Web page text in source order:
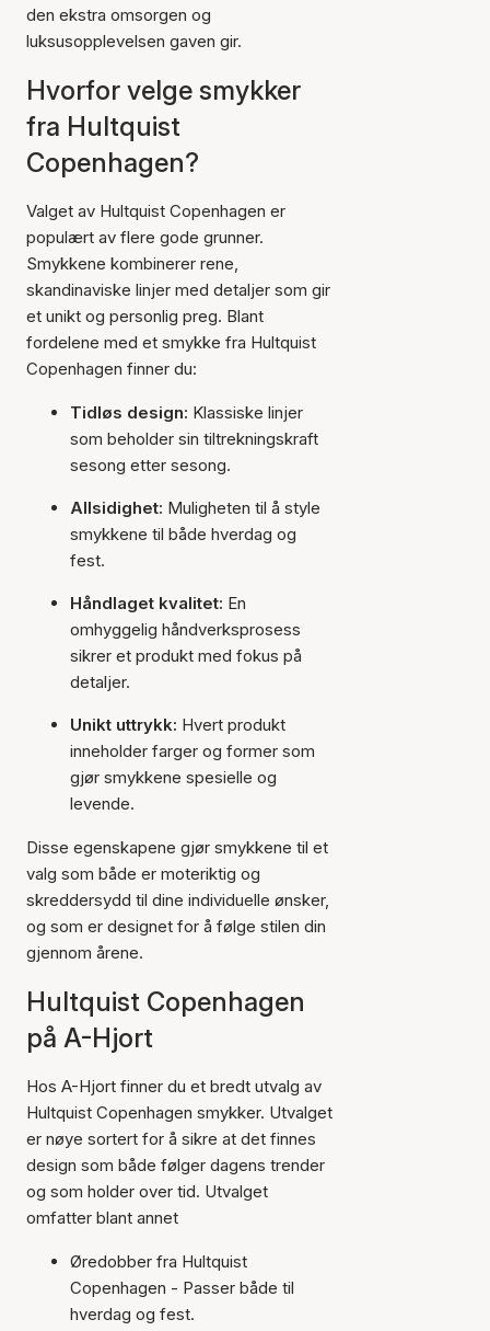
den ekstra omsorgen og
luksusopplevelsen gaven gir.
Hvorfor velge smykker
fra Hultquist
Copenhagen?
Valget av Hultquist Copenhagen er
populært av flere gode grunner.
Smykkene kombinerer rene,
skandinaviske linjer med detaljer som gir
et unikt og personlig preg. Blant
fordelene med et smykke fra Hultquist
Copenhagen finner du:
Tidløs design: Klassiske linjer
som beholder sin tiltrekningskraft
sesong etter sesong.
Allsidighet: Muligheten til å style
smykkene til både hverdag og
fest.
Håndlaget kvalitet: En
omhyggelig håndverksprosess
sikrer et produkt med fokus på
detaljer.
Unikt uttrykk: Hvert produkt
inneholder farger og former som
gjør smykkene spesielle og
levende.
Disse egenskapene gjør smykkene til et
valg som både er moteriktig og
skreddersydd til dine individuelle ønsker,
og som er designet for å følge stilen din
gjennom årene.
Hultquist Copenhagen
på A-Hjort
Hos A-Hjort finner du et bredt utvalg av
Hultquist Copenhagen smykker. Utvalget
er nøye sortert for å sikre at det finnes
design som både følger dagens trender
og som holder over tid. Utvalget
omfatter blant annet
Øredobber fra Hultquist
Copenhagen - Passer både til
hverdag og fest.